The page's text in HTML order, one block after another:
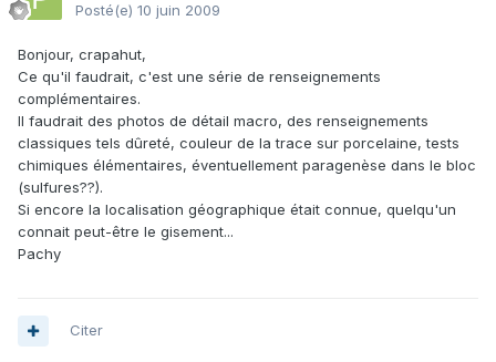
Posté(e) 10 juin 2009
Bonjour, crapahut,
Ce qu'il faudrait, c'est une série de renseignements
complémentaires.
Il faudrait des photos de détail macro, des renseignements
classiques tels dûreté, couleur de la trace sur porcelaine, tests
chimiques élémentaires, éventuellement paragenèse dans le bloc
(sulfures??).
Si encore la localisation géographique était connue, quelqu'un
connait peut-être le gisement...
Pachy
Citer